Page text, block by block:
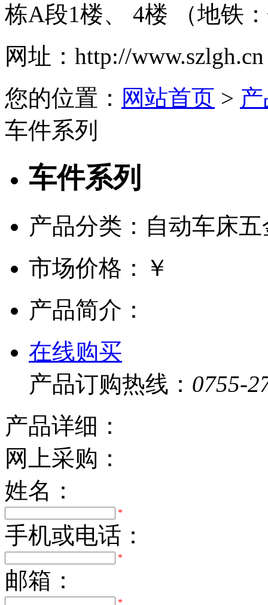
栋A段1楼、 4楼 （地铁
网址： http://www.szlgh.cn
您的位置： 网站首页 >
车件系列
车件系列
产品分类：自动车床
市场价格：
￥
产品简介：
在线购买
产品订购热线： 0755-
产品详细：
网上采购：
姓名：
*
手机或电话：
*
邮箱：
*